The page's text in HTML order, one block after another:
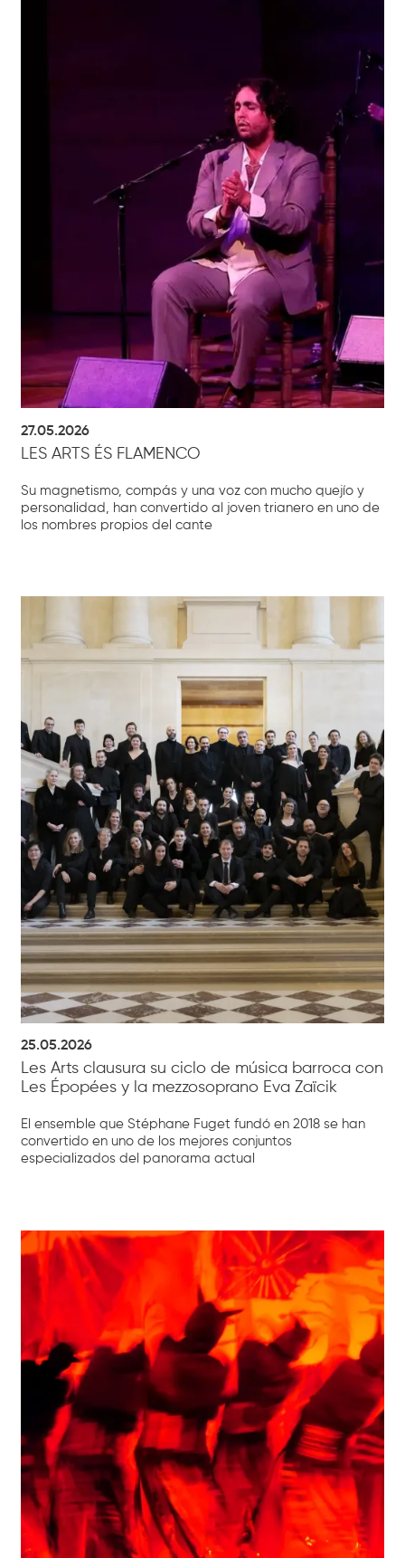
27.05.2026
LES ARTS ÉS FLAMENCO
Su magnetismo, compás y una voz con mucho quejío y
personalidad, han convertido al joven trianero en uno de
los nombres propios del cante
25.05.2026
Les Arts clausura su ciclo de música barroca con
Les Épopées y la mezzosoprano Eva Zaïcik
El ensemble que Stéphane Fuget fundó en 2018 se han
convertido en uno de los mejores conjuntos
especializados del panorama actual